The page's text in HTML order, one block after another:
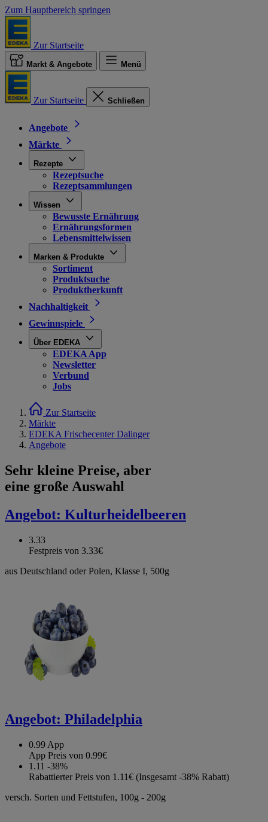
Zum Hauptbereich springen
Zur Startseite
Markt & Angebote Menü
Zur Startseite Schließen
Angebote
Märkte
Rezepte
Rezeptsuche
Rezeptsammlungen
Wissen
Bewusste Ernährung
Ernährungsformen
Lebensmittelwissen
Marken & Produkte
Sortiment
Produktsuche
Produktherkunft
Nachhaltigkeit
Gewinnspiele
Über EDEKA
EDEKA App
Newsletter
Verbund
Jobs
Zur Startseite
Märkte
EDEKA Frischecenter Dalinger
Angebote
Sehr kleine Preise, aber
eine große Auswahl
Angebot: Kulturheidelbeeren
3.33
Festpreis von 3.33€
aus Deutschland oder Polen, Klasse I, 500g
Angebot: Philadelphia
0.99 App
App Preis von 0.99€
1.11 -38%
Rabattierter Preis von 1.11€ (Insgesamt -38% Rabatt)
versch. Sorten und Fettstufen, 100g - 200g